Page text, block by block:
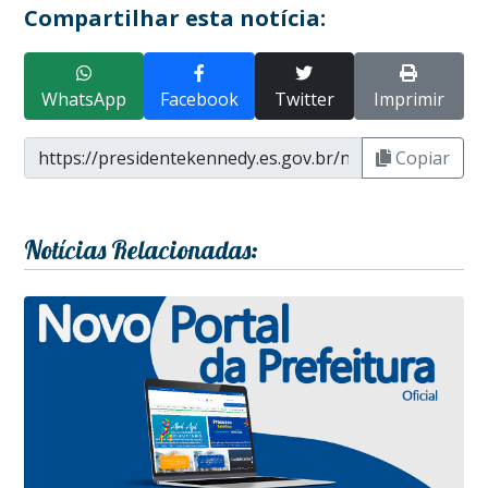
Compartilhar esta notícia:
WhatsApp Facebook Twitter Imprimir
Copiar
Notícias Relacionadas: